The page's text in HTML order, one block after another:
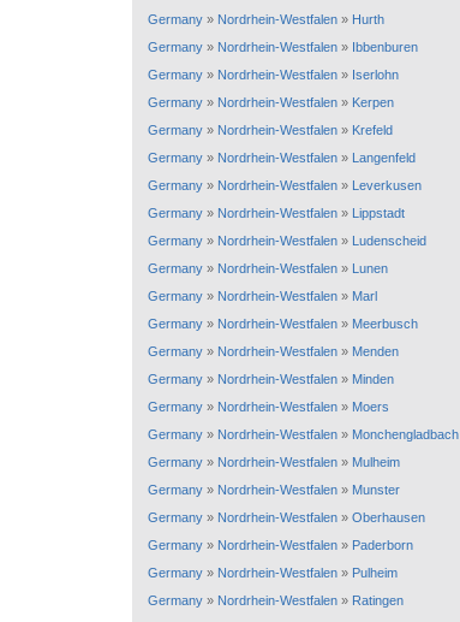
Germany » Nordrhein-Westfalen » Hurth
Germany » Nordrhein-Westfalen » Ibbenburen
Germany » Nordrhein-Westfalen » Iserlohn
Germany » Nordrhein-Westfalen » Kerpen
Germany » Nordrhein-Westfalen » Krefeld
Germany » Nordrhein-Westfalen » Langenfeld
Germany » Nordrhein-Westfalen » Leverkusen
Germany » Nordrhein-Westfalen » Lippstadt
Germany » Nordrhein-Westfalen » Ludenscheid
Germany » Nordrhein-Westfalen » Lunen
Germany » Nordrhein-Westfalen » Marl
Germany » Nordrhein-Westfalen » Meerbusch
Germany » Nordrhein-Westfalen » Menden
Germany » Nordrhein-Westfalen » Minden
Germany » Nordrhein-Westfalen » Moers
Germany » Nordrhein-Westfalen » Monchengladbach
Germany » Nordrhein-Westfalen » Mulheim
Germany » Nordrhein-Westfalen » Munster
Germany » Nordrhein-Westfalen » Oberhausen
Germany » Nordrhein-Westfalen » Paderborn
Germany » Nordrhein-Westfalen » Pulheim
Germany » Nordrhein-Westfalen » Ratingen